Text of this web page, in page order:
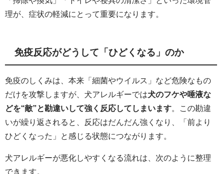
理が、症状の軽減にとって重要になります。
免疫反応がどうして「ひどくなる」のか
免疫のしくみは、本来「細菌やウイルス」など危険なもの
だけを攻撃しますが、犬アレルギーでは犬のフケや唾液な
どを“敵”と勘違いして強く反応してしまいます 。この勘違
いが繰り返されると、反応はだんだん強くなり、「前より
ひどくなった」と感じる状態につながります。
犬アレルギーが悪化しやすくなる流れは、次のように整理
できます。